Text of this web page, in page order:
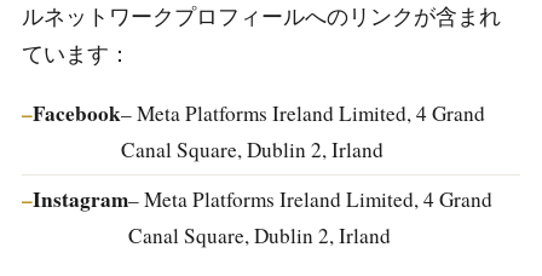
ルネットワークプロフィールへのリンクが含まれ
ています：
Facebook– Meta Platforms Ireland Limited, 4 Grand
Canal Square, Dublin 2, Irland
Instagram– Meta Platforms Ireland Limited, 4 Grand
Canal Square, Dublin 2, Irland